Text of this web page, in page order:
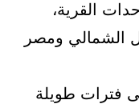
القرية،
الشمالي ومصر
فترات طويلة